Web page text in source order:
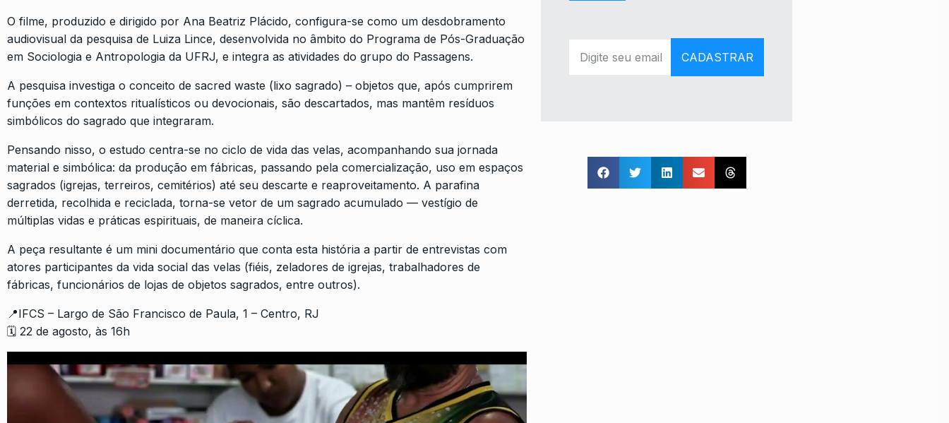
O filme, produzido e dirigido por Ana Beatriz Plácido, configura-se como um desdobramento
audiovisual da pesquisa de Luiza Lince, desenvolvida no âmbito do Programa de Pós-Graduação
em Sociologia e Antropologia da UFRJ, e integra as atividades do grupo do Passagens.
A pesquisa investiga o conceito de sacred waste (lixo sagrado) – objetos que, após cumprirem
funções em contextos ritualísticos ou devocionais, são descartados, mas mantêm resíduos
simbólicos do sagrado que integraram.
Pensando nisso, o estudo centra-se no ciclo de vida das velas, acompanhando sua jornada
material e simbólica: da produção em fábricas, passando pela comercialização, uso em espaços
sagrados (igrejas, terreiros, cemitérios) até seu descarte e reaproveitamento. A parafina
derretida, recolhida e reciclada, torna-se vetor de um sagrado acumulado — vestígio de
múltiplas vidas e práticas espirituais, de maneira cíclica.
A peça resultante é um mini documentário que conta esta história a partir de entrevistas com
atores participantes da vida social das velas (fiéis, zeladores de igrejas, trabalhadores de
fábricas, funcionários de lojas de objetos sagrados, entre outros).
📍IFCS – Largo de São Francisco de Paula, 1 – Centro, RJ
🗓️ 22 de agosto, às 16h